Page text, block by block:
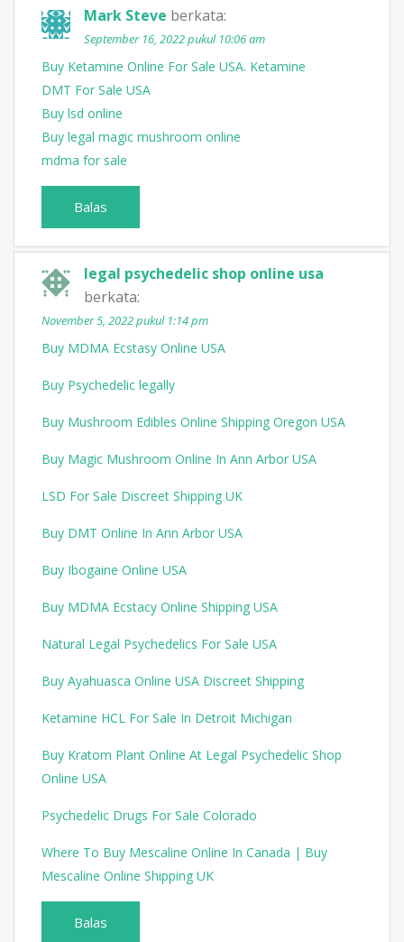
Mark Steve berkata:
September 16, 2022 pukul 10:06 am
Buy Ketamine Online For Sale USA. Ketamine
DMT For Sale USA
Buy lsd online
Buy legal magic mushroom online
mdma for sale
Balas
legal psychedelic shop online usa
berkata:
November 5, 2022 pukul 1:14 pm
Buy MDMA Ecstasy Online USA
Buy Psychedelic legally
Buy Mushroom Edibles Online Shipping Oregon USA
Buy Magic Mushroom Online In Ann Arbor USA
LSD For Sale Discreet Shipping UK
Buy DMT Online In Ann Arbor USA
Buy Ibogaine Online USA
Buy MDMA Ecstacy Online Shipping USA
Natural Legal Psychedelics For Sale USA
Buy Ayahuasca Online USA Discreet Shipping
Ketamine HCL For Sale In Detroit Michigan
Buy Kratom Plant Online At Legal Psychedelic Shop
Online USA
Psychedelic Drugs For Sale Colorado
Where To Buy Mescaline Online In Canada | Buy
Mescaline Online Shipping UK
Balas